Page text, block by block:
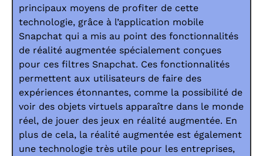
principaux moyens de profiter de cette
technologie, grâce à l’application mobile
Snapchat qui a mis au point des fonctionnalités
de réalité augmentée spécialement conçues
pour ces filtres Snapchat. Ces fonctionnalités
permettent aux utilisateurs de faire des
expériences étonnantes, comme la possibilité de
voir des objets virtuels apparaître dans le monde
réel, de jouer des jeux en réalité augmentée. En
plus de cela, la réalité augmentée est également
une technologie très utile pour les entreprises,